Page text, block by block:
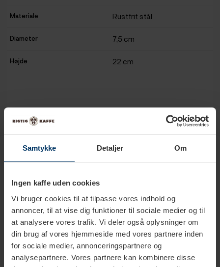
Samtykke Detaljer Om
Ingen kaffe uden cookies
Vi bruger cookies til at tilpasse vores indhold og
annoncer, til at vise dig funktioner til sociale medier og til
at analysere vores trafik. Vi deler også oplysninger om
din brug af vores hjemmeside med vores partnere inden
for sociale medier, annonceringspartnere og
analysepartnere. Vores partnere kan kombinere disse
Materiale Rustfrit stål
Diameter 7,5 cm
Højde 22 cm
Produkter i samme kategori